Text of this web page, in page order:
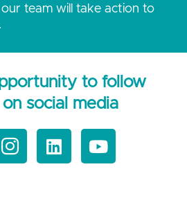
our team will take action to
to follow
social media